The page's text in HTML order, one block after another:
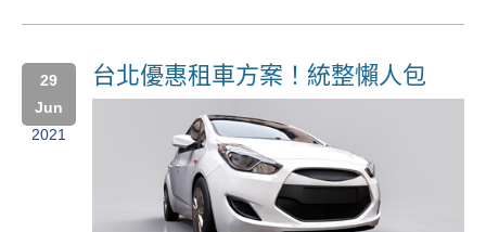
2021
29
Jun
台北優惠租車方案！統整懶人包